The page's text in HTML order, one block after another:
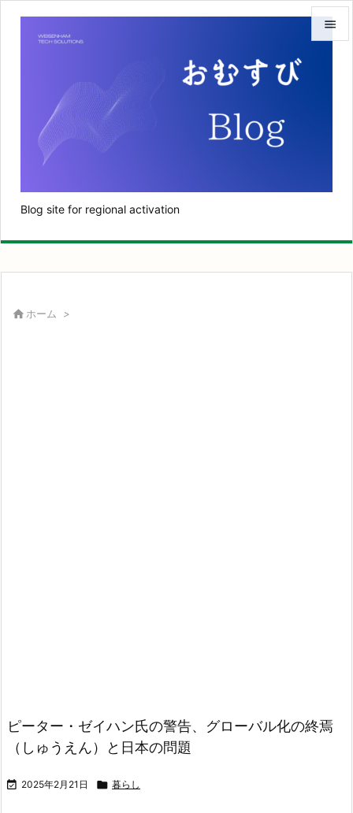
Blog site for regional activation

次へ
 ホーム >
ピーター・ゼイハン氏の警告、グローバル化の終焉
（しゅうえん）と日本の問題
 2025年2月21日  暮らし